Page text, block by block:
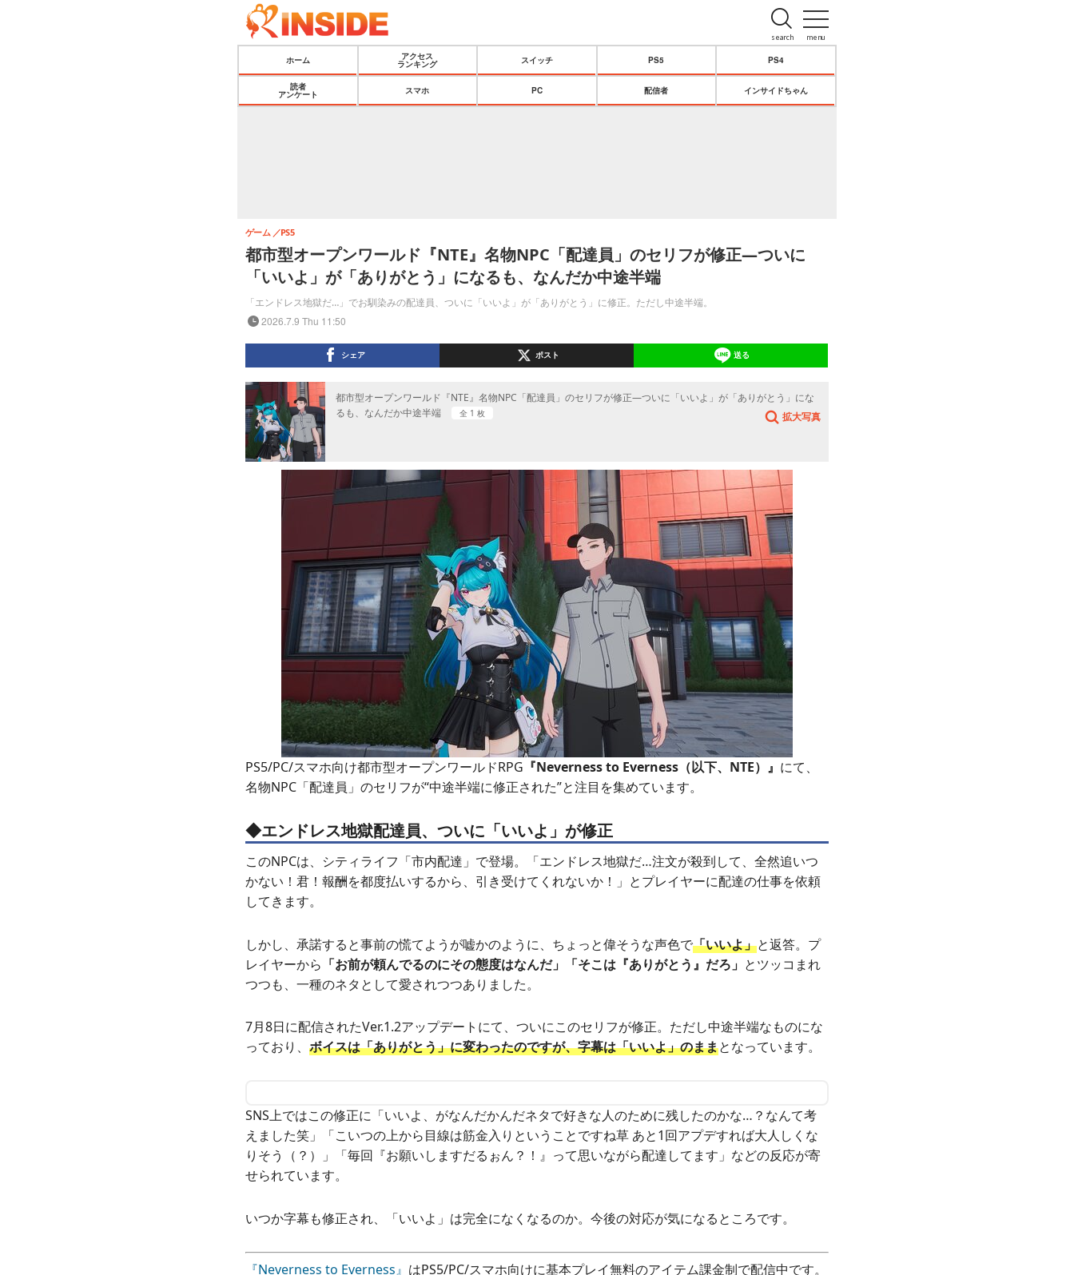
menu
search
ホーム
アクセス
ランキング
スイッチ PS5 PS4
読者
アンケート
スマホ PC 配信者 インサイドちゃん
都市型オープンワールド『NTE』名物NPC「配達員」のセリフが修正―ついに
「いいよ」が「ありがとう」になるも、なんだか中途半端
「エンドレス地獄だ…」でお馴染みの配達員、ついに「いいよ」が「ありがとう」に修正。ただし中途半端。
ゲーム PS5
2026.7.9 Thu 11:50
シェア ポスト 送る
都市型オープンワールド『NTE』名物NPC「配達員」のセリフが修正―ついに「いいよ」が「ありがとう」にな
るも、なんだか中途半端
全 1 枚 拡大写真
PS5/PC/スマホ向け都市型オープンワールドRPG 『Neverness to Everness（以下、NTE）』 にて、
名物NPC「配達員」のセリフが“中途半端に修正された”と注目を集めています。
◆エンドレス地獄配達員、ついに「いいよ」が修正
このNPCは、シティライフ「市内配達」で登場。「エンドレス地獄だ…注文が殺到して、全然追いつ
かない！君！報酬を都度払いするから、引き受けてくれないか！」とプレイヤーに配達の仕事を依頼
してきます。
しかし、承諾すると事前の慌てようが嘘かのように、ちょっと偉そうな声色で「いいよ」と返答。プ
レイヤーから 「お前が頼んでるのにその態度はなんだ」「そこは『ありがとう』だろ」 とツッコまれ
つつも、一種のネタとして愛されつつありました。
7月8日に配信されたVer.1.2アップデートにて、ついにこのセリフが修正。ただし中途半端なものにな
っており、 ボイスは「ありがとう」に変わったのですが、字幕は「いいよ」のままとなっています。
SNS上ではこの修正に「いいよ、がなんだかんだネタで好きな人のために残したのかな…？なんて考
えました笑」「こいつの上から目線は筋金入りということですね草 あと1回アプデすれば大人しくな
りそう（？）」「毎回『お願いしますだるぉん？！』って思いながら配達してます」などの反応が寄
せられています。
いつか字幕も修正され、「いいよ」は完全になくなるのか。今後の対応が気になるところです。
『Neverness to Everness』 はPS5/PC/スマホ向けに基本プレイ無料のアイテム課金制で配信中です。